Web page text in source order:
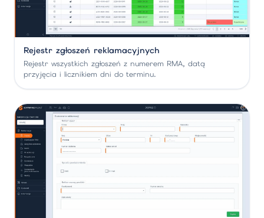
Rejestr zgłoszeń reklamacyjnych
Rejestr wszystkich zgłoszeń z numerem RMA, datą
przyjęcia i licznikiem dni do terminu.